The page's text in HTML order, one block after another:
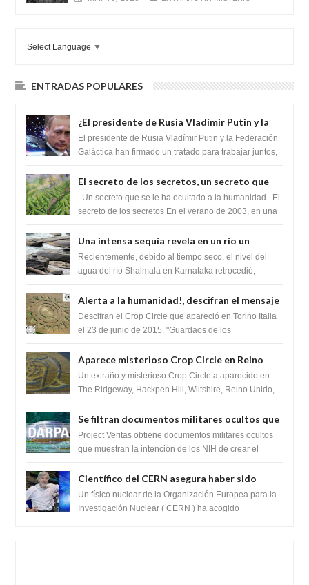
Select Language ▼
ENTRADAS POPULARES
¿El presidente de Rusia Vladímir Putin y la
Federación Galactica han firmado un
tratado para acabar con los Sionistas?
El presidente de Rusia Vladímir Putin y la Federación
Galáctica han firmado un tratado para trabajar juntos,
El secreto de los secretos, un secreto que
cambiaría por completo el destino de la
humanidad
Un secreto que se le ha ocultado a la humanidad El
secreto de los secretos En el verano de 2003, en una
Una intensa sequía revela en un río un
impresionante hallazgo de miles de Shiva
Lingas
Recientemente, debido al tiempo seco, el nivel del
agua del río Shalmala en Karnataka retrocedió,
Alerta a la humanidad!, descifran el mensaje
del Crop Circle de Torino ,Italia
Descifran el Crop Circle que apareció en Torino Italia
el 23 de junio de 2015. "Guardaos de los
Aparece misterioso Crop Circle en Reino
Unido 23 de junio 2016
Un extraño y misterioso Crop Circle a aparecido en
The Ridgeway, Hackpen Hill, Wiltshire, Reino Unido,
Se filtran documentos militares ocultos que
muestran la intención de los NIH de crear el
SARS-CoV-2, utilizando la investigación de
Project Veritas obtiene documentos militares ocultos
que muestran la intención de los NIH de crear el
Científico del CERN asegura haber sido
ayudado por seres de luz durante una
prueba del Colisionador de Hadrones
Un físico nuclear de la Organización Europea para la
Investigación Nuclear ( CERN ) ha acogido